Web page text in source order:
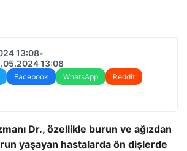
13:08•
13:08
Facebook WhatsApp
Reddit
Dr., özellikle burun ve ağızdan
yaşayan hastalarda ön dişlerde